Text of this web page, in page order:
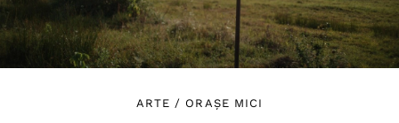
ARTE / ORAȘE MICI